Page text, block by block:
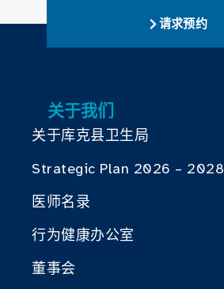
请求预约
关于我们
关于库克县卫生局
Strategic Plan 2026 – 2028
医师名录
行为健康办公室
董事会